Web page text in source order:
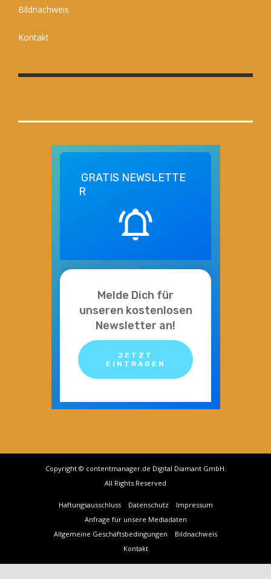
Bildnachweis
Kontakt
GRATIS NEWSLETTE
R
Melde Dich für
unseren kostenlosen
Newsletter an!
JETZT
EINTRAGEN
Copyright © contentmanager.de Digital Diamant GmbH.
All Rights Reserved
Haftungsausschluss Datenschutz
Impressum
Anfrage für unsere Mediadaten
Allgemeine Geschäftsbedingungen
Bildnachweis
Kontakt